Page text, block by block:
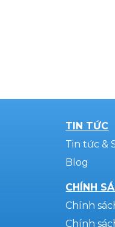
TIN TỨC
Tin tức &
Blog
CHÍNH
Chính
Chính